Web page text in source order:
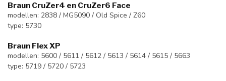
Braun CruZer4 en CruZer6 Face
modellen: 2838 / MG5090 / Old Spice / Z60
type: 5730
Braun Flex XP
modellen: 5600 / 5611 / 5612 / 5613 / 5614 / 5615 / 5663
type: 5719 / 5720 / 5723